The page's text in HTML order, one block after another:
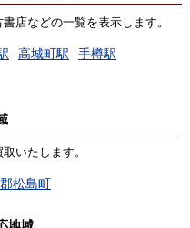
店などの一覧を表示します。
高城町駅
手樽駅
いたします。
松島町